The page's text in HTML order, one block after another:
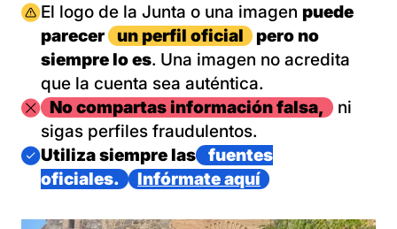
Imagen
El logo de la Junta o una imagen puede
parecer
un perfil oficial
pero no
siempre lo es. Una imagen no acredita
que la cuenta sea auténtica.
ImagenNo compartas información falsa,
ni
sigas perfiles fraudulentos.
Imagen
Utiliza siempre las
fuentes
oficiales.
Infórmate aquí